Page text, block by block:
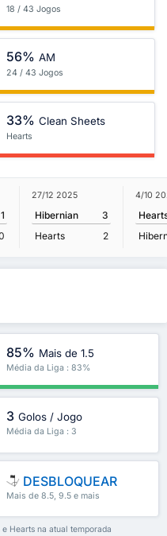
18 / 43 Jogos
56% AM
24 / 43 Jogos
33% Clean Sheets
Hearts
1
27/12 2025
Hibernian
3
Hearts
2
4/10
85% Mais de 1.5
Média da Liga : 83%
3 Golos / Jogo
Média da Liga : 3
DESBLOQUEAR
Mais de 8.5, 9.5 e mais
Hearts na atual temporada